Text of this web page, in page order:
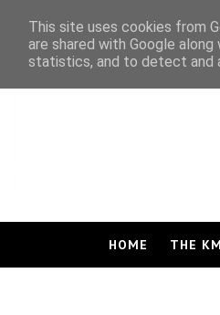
HOME THE
This site uses cookies from
are shared with Google
statistics, and to detect and